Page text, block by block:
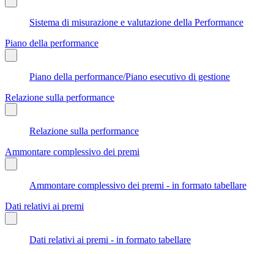
Sistema di misurazione e valutazione della Performance
Piano della performance
Piano della performance/Piano esecutivo di gestione
Relazione sulla performance
Relazione sulla performance
Ammontare complessivo dei premi
Ammontare complessivo dei premi - in formato tabellare
Dati relativi ai premi
Dati relativi ai premi - in formato tabellare